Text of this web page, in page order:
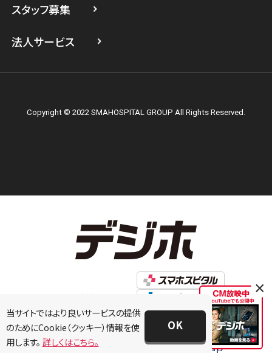
スマホスピタル テルル上大岡
スタッフ募集
法人サービス
Copyright © 2022 SMAHOSPITAL GROUP All Rights Reserved.
×
当サイトではより良いサービスの提供
のためにCookie（クッキー）情報を使
用します。 詳しくはこちら。
OK